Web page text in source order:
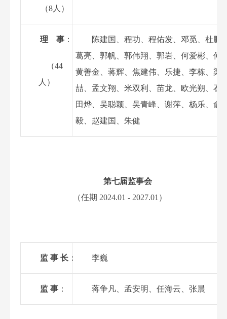
（8人）
理 事 ：
（44
人）
陈建国、程功、程佑发、 邓觅 杜鹏
葛亮、 郭帆 郭伟翔 郭岩、 何爱彬 、何
黄善金、蒋辉、焦建伟、乐捷、李栋、 梁
喆
孟文翔、米双利、 苗龙
欧光朔、石
田烨、吴聪颖、吴青峰、 谢萍 杨乐 、俞
毅
赵建国、朱健
第七届监事会
（任期 2024.01 - 2027.01 ）
监 事 长 ： 李巍
监 事 ： 蒋争凡 孟安明 任海云、张晨